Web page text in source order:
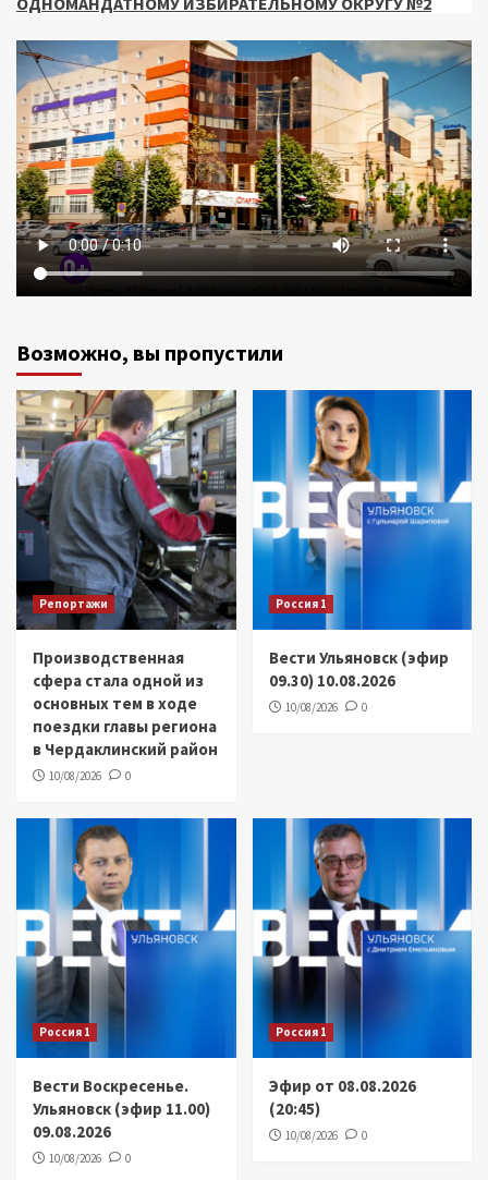
Возможно, вы пропустили
Репортажи
Производственная
сфера стала одной из
основных тем в ходе
поездки главы региона
в Чердаклинский район
10/08/2026 0
Россия 1
Вести Ульяновск (эфир
09.30) 10.08.2026
10/08/2026 0
Россия 1
Вести Воскресенье.
Ульяновск (эфир 11.00)
09.08.2026
10/08/2026 0
Россия 1
Эфир от 08.08.2026
(20:45)
10/08/2026 0